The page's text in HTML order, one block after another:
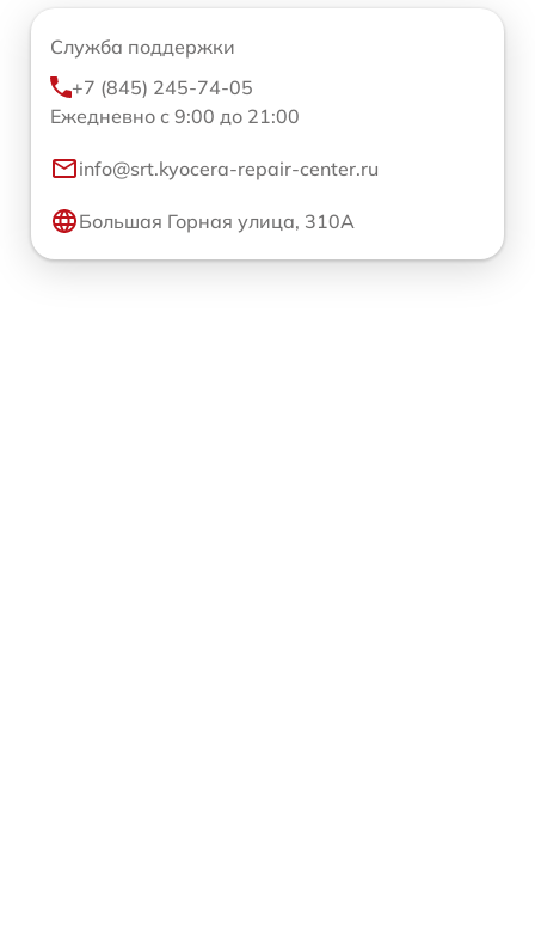
Служба поддержки
+7 (845) 245-74-05
Ежедневно с 9:00 до 21:00
info@srt.kyocera-repair-center.ru
Большая Горная улица, 310А